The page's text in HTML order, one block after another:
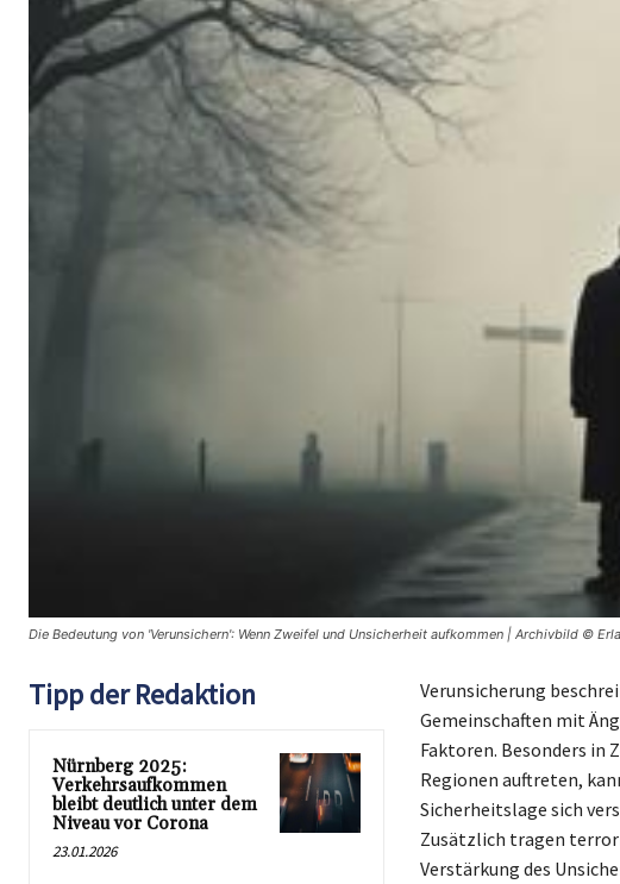
Die Bedeutung von 'Verunsichern': Wenn Zweifel und Unsicherheit aufkommen | Archivbild ©
Tipp der Redaktion
Nürnberg 2025:
Verkehrsaufkommen
bleibt deutlich unter dem
Niveau vor Corona
23.01.2026
Verunsicherung
Gemeinschaften mit
Faktoren. Besonders in
Regionen auftreten,
Sicherheitslage sich
Zusätzlich tragen
Verstärkung des